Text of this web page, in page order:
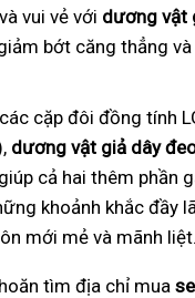
vui vẻ với dương vật
bớt căng thẳng
cặp đôi đồng tính
dương vật giả dây
cả hai thêm phần
khoảnh khắc đầy
mới mẻ và mãnh liệt.
tìm địa chỉ mua